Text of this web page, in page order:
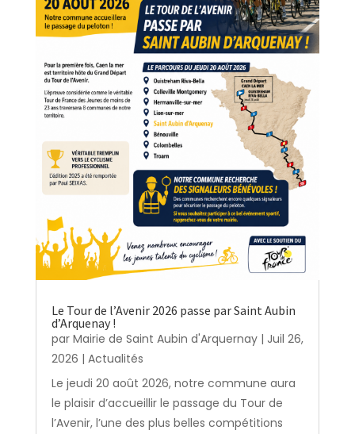
Le Tour de l’Avenir 2026 passe par Saint Aubin
d’Arquenay !
par Mairie de Saint Aubin d'Arquernay| Juil 26,
2026 | Actualités
Le jeudi 20 août 2026, notre commune aura
le plaisir d’accueillir le passage du Tour de
l’Avenir, l’une des plus belles compétitions